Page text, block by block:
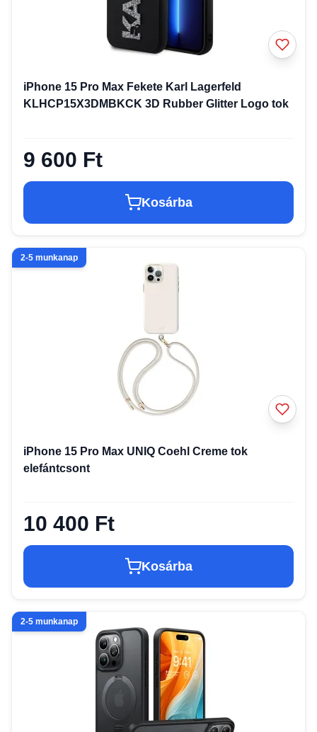
iPhone 15 Pro Max Fekete Karl Lagerfeld
KLHCP15X3DMBKCK 3D Rubber Glitter Logo tok
9 600 Ft
Kosárba
2-5 munkanap
iPhone 15 Pro Max UNIQ Coehl Creme tok
elefántcsont
10 400 Ft
Kosárba
2-5 munkanap